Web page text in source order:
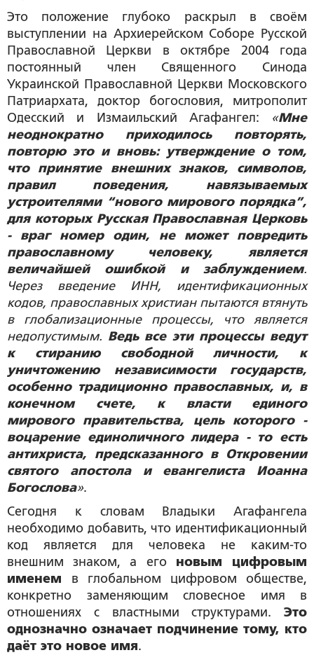
Это положение глубоко раскрыл в своём
выступлении на Архиерейском Соборе Русской
Православной Церкви в октябре 2004 года
постоянный член Священного Синода
Украинской Православной Церкви Московского
Патриархата, доктор богословия, митрополит
Одесский и Измаильский Агафангел: «Мне
неоднократно приходилось повторять,
повторю это и вновь: утверждение о том,
что принятие внешних знаков, символов,
правил поведения, навязываемых
устроителями “нового мирового порядка”,
для которых Русская Православная Церковь
- враг номер один, не может повредить
православному человеку, является
величайшей ошибкой и заблуждением.
Через введение ИНН, идентификационных
кодов, православных христиан пытаются втянуть
в глобализационные процессы, что является
недопустимым. Ведь все эти процессы ведут
к стиранию свободной личности, к
уничтожению независимости государств,
особенно традиционно православных, и, в
конечном счете, к власти единого
мирового правительства, цель которого -
воцарение единоличного лидера - то есть
антихриста, предсказанного в Откровении
святого апостола и евангелиста Иоанна
Богослова».
Сегодня к словам Владыки Агафангела
необходимо добавить, что идентификационный
код является для человека не каким-то
внешним знаком, а его новым цифровым
именем в глобальном цифровом обществе,
конкретно заменяющим словесное имя в
отношениях с властными структурами. Это
однозначно означает подчинение тому, кто
даёт это новое имя.